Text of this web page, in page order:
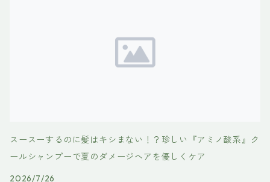
スースーするのに髪はキシまない！？珍しい『アミノ酸系』ク
ールシャンプーで夏のダメージヘアを優しくケア
2026/7/26